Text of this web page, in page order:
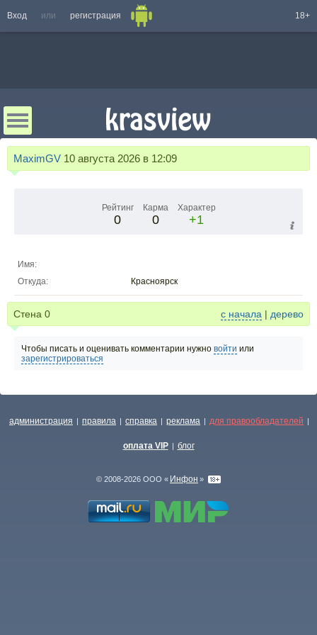
Вход или регистрация 18+
MaximGV 10 августа 2026 в 12:09
Рейтинг
0
Карма
0
Характер
+1
Имя:
Откуда:
Красноярск
Стена 0 с начала | дерево
Чтобы писать и оценивать комментарии нужно войти или
зарегистрироваться
администрация | правила | справка | реклама | для правообладателей |
оплата VIP | блог
© 2008-2026 ООО « Инфон »